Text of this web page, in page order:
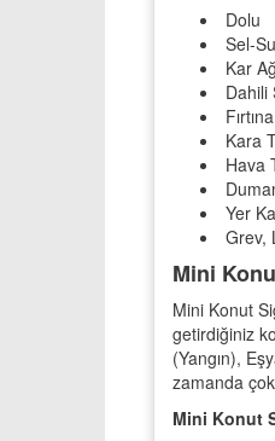
Dolu
Sel-
Kar
Dahili
Fırtına
Kara
Hava
Yer
Grev,
Mini
Mini Konut
getirdiğiniz
(Yangın),
zamanda
Mini Konut